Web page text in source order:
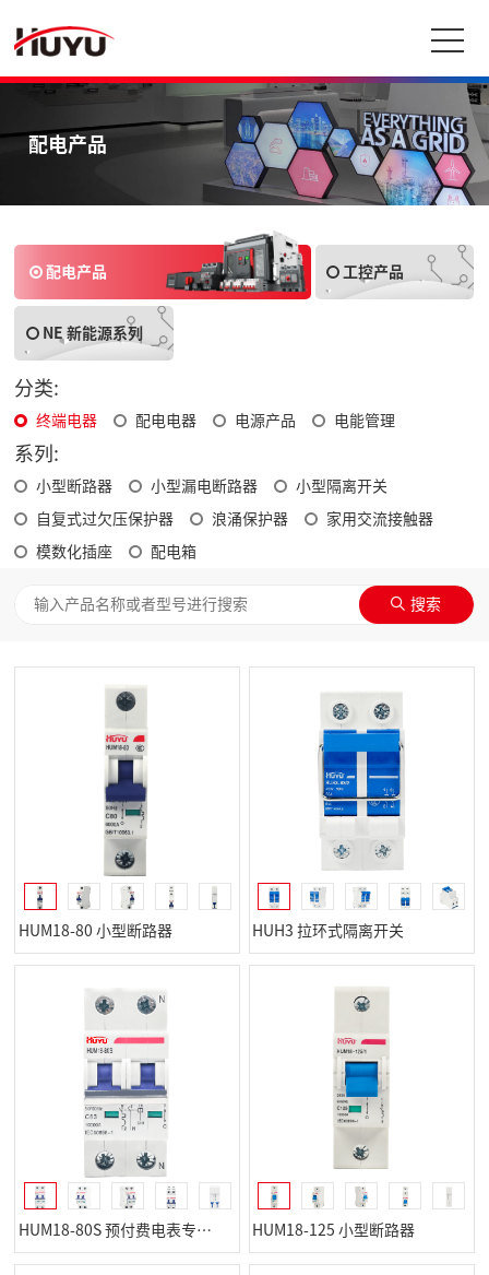
配电产品
配电产品 工控产品
NE 新能源系列
分类:
终端电器 配电电器 电源产品 电能管理
系列:
小型断路器 小型漏电断路器 小型隔离开关
自复式过欠压保护器 浪涌保护器 家用交流接触器
模数化插座 配电箱
HUM18-80 小型断路器 HUH3 拉环式隔离开关
HUM18-80S 预付费电表专用断路器 HUM18-125 小型断路器